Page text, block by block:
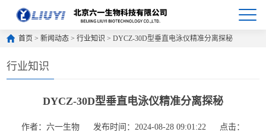
首页 >新闻动态 >行业知识 > DYCZ-30D型垂直电泳仪精准分离探秘
行业知识
DYCZ-30D型垂直电泳仪精准分离探秘
作者：六一生物 发布时间：2024-08-28 09:01:22 点击：